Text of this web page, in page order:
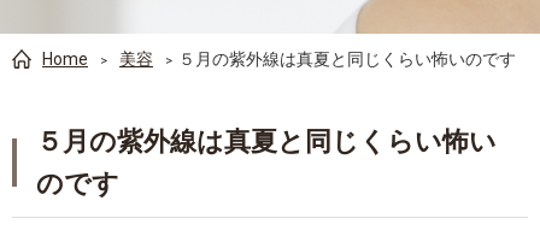
Home 美容 ５月の紫外線は真夏と同じくらい怖いのです
５月の紫外線は真夏と同じくらい怖い
のです